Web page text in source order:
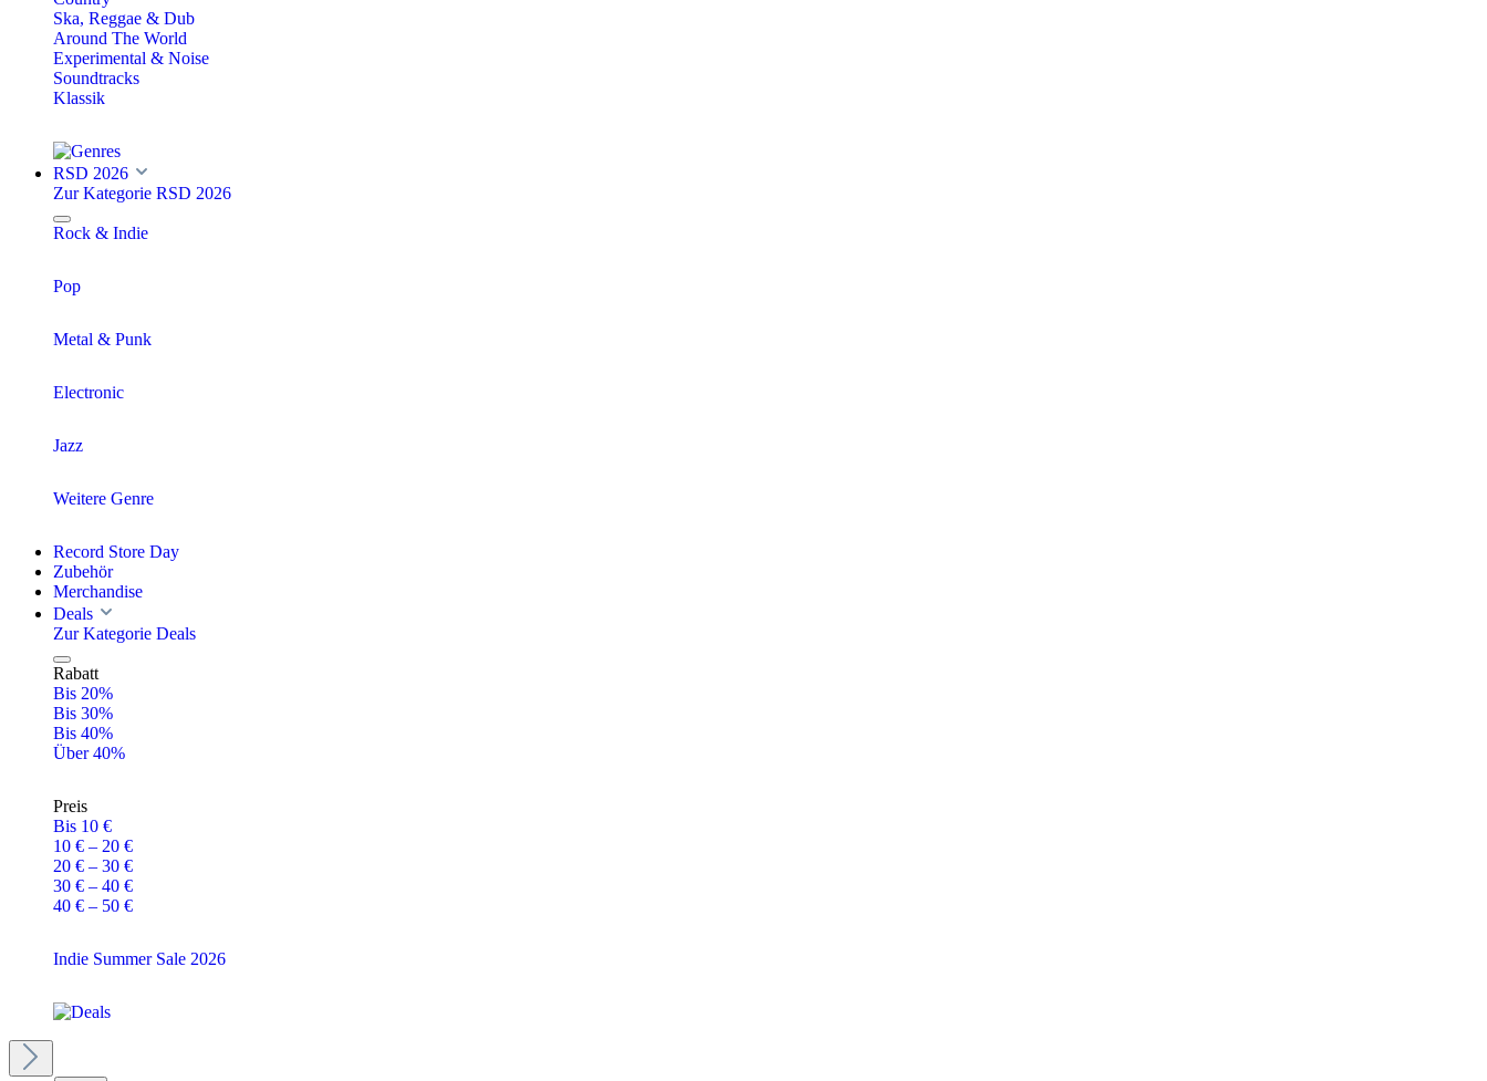
Ska, Reggae & Dub
Around The World
Experimental & Noise
Soundtracks
Klassik
RSD 2026
Zur Kategorie RSD 2026
Rock & Indie
Pop
Metal & Punk
Electronic
Jazz
Weitere Genre
Record Store Day
Zubehör
Merchandise
Deals
Zur Kategorie Deals
Rabatt
Bis 20%
Bis 30%
Bis 40%
Über 40%
Preis
Bis 10 €
10 € – 20 €
20 € – 30 €
30 € – 40 €
40 € – 50 €
Indie Summer Sale 2026